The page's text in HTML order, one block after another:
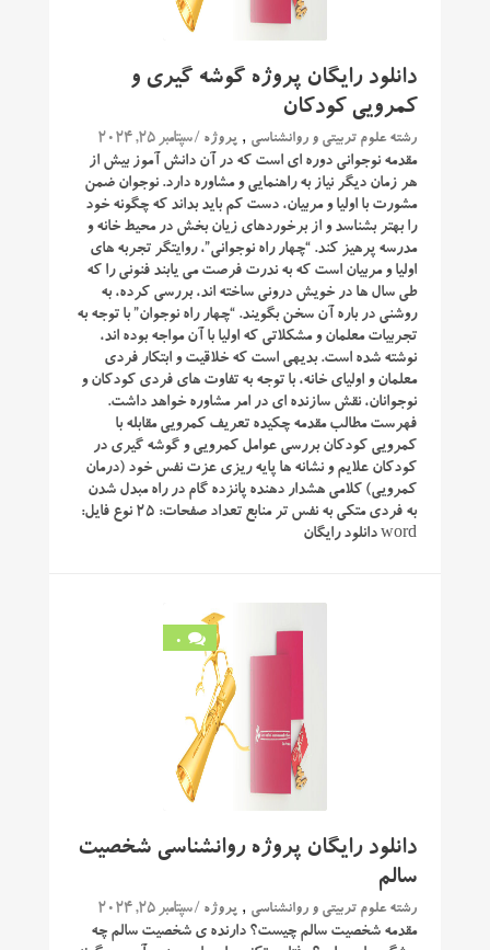
دانلود رایگان پروژه گوشه گیری و
کمرویی کودکان
رشته علوم تربیتی و روانشناسی , پروژه / سپتامبر 25, 2024
مقدمه نوجوانی دوره ای است که در آن دانش آموز بیش از
هر زمان دیگر نیاز به راهنمایی و مشاوره دارد. نوجوان ضمن
مشورت با اولیا و مربیان، دست کم باید بداند که چگونه خود
را بهتر بشناسد و از برخوردهای زیان بخش در محیط خانه و
مدرسه پرهیز کند. “چهار راه نوجوانی”، روایتگر تجربه های
اولیا و مربیان است که به ندرت فرصت می یابند فنونی را که
طی سال ها در خویش درونی ساخته اند، بررسی کرده، به
روشنی در باره آن سخن بگویند. “چهار راه نوجوان” با توجه به
تجربیات معلمان و مشکلاتی که اولیا با آن مواجه بوده اند،
نوشته شده است. بدیهی است که خلاقیت و ابتکار فردی
معلمان و اولیای خانه، با توجه به تفاوت های فردی کودکان و
نوجوانان، نقش سازنده ای در امر مشاوره خواهد داشت.
فهرست مطالب مقدمه چکیده تعریف کمرویی مقابله با
کمرویی کودکان بررسی عوامل کمرویی و گوشه گیری در
کودکان علایم و نشانه ها پایه ریزی عزت نفس خود (درمان
کمرویی) کلامی هشدار دهنده پانزده گام در راه مبدل شدن
به فردی متکی به نفس تر منابع تعداد صفحات: 25 نوع فایل:
word دانلود رایگان
0
دانلود رایگان پروژه روانشناسی شخصیت
سالم
رشته علوم تربیتی و روانشناسی , پروژه / سپتامبر 25, 2024
مقدمه شخصیت سالم چیست؟ دارنده‌ ی شخصیت سالم چه